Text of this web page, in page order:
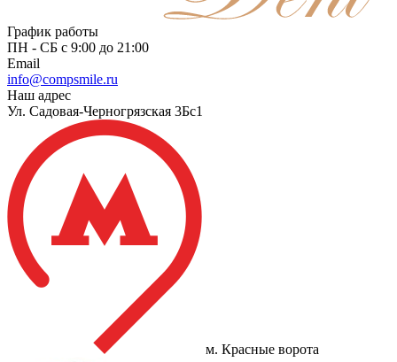
График работы
ПН - СБ с 9:00 до 21:00
Email
info@compsmile.ru
Наш адрес
Ул. Садовая-Черногрязская 3Бс1
м. Красные ворота